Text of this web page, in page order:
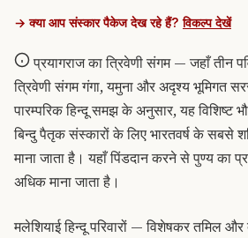
→ क्या आप संस्कार पैकेज देख रहे हैं?विकल्प देखें
प्रयागराज का त्रिवेणी संगम — जहाँ तीन
त्रिवेणी संगम गंगा, यमुना और अदृश्य भूमिगत
पारम्परिक हिन्दू समझ के अनुसार, यह विशिष्ट
बिन्दु पैतृक संस्कारों के लिए भारतवर्ष के सबसे
माना जाता है। यहाँ पिंडदान करने से पुण्य का
अधिक माना जाता है।
मलेशियाई हिन्दू परिवारों — विशेषकर तमिल